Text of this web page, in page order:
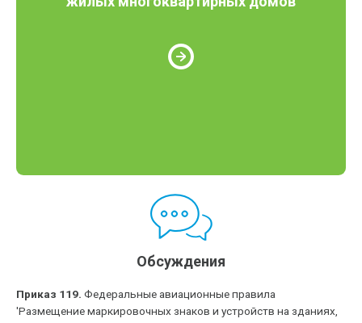
Обсуждения
Приказ 119. Федеральные авиационные правила
'Размещение маркировочных знаков и устройств на зданиях,